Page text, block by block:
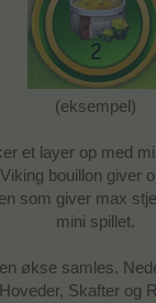
(eksempel)
et layer op med
bouillon giver
som giver max
mini spillet.
økse samles.
Hoveder, Skafter og